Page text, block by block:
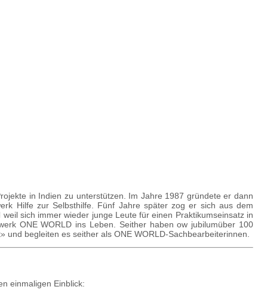
in Indien zu unterstützen. Im Jahre 1987 gründete er dann
Hilfe zur Selbsthilfe. Fünf Jahre später zog er sich aus dem
sich immer wieder junge Leute für einen Praktikumseinsatz in
ONE WORLD ins Leben. Seither haben ow jubilumüber 100
begleiten es seither als ONE WORLD-Sach­bear­bei­terinnen.
einmaligen Einblick: